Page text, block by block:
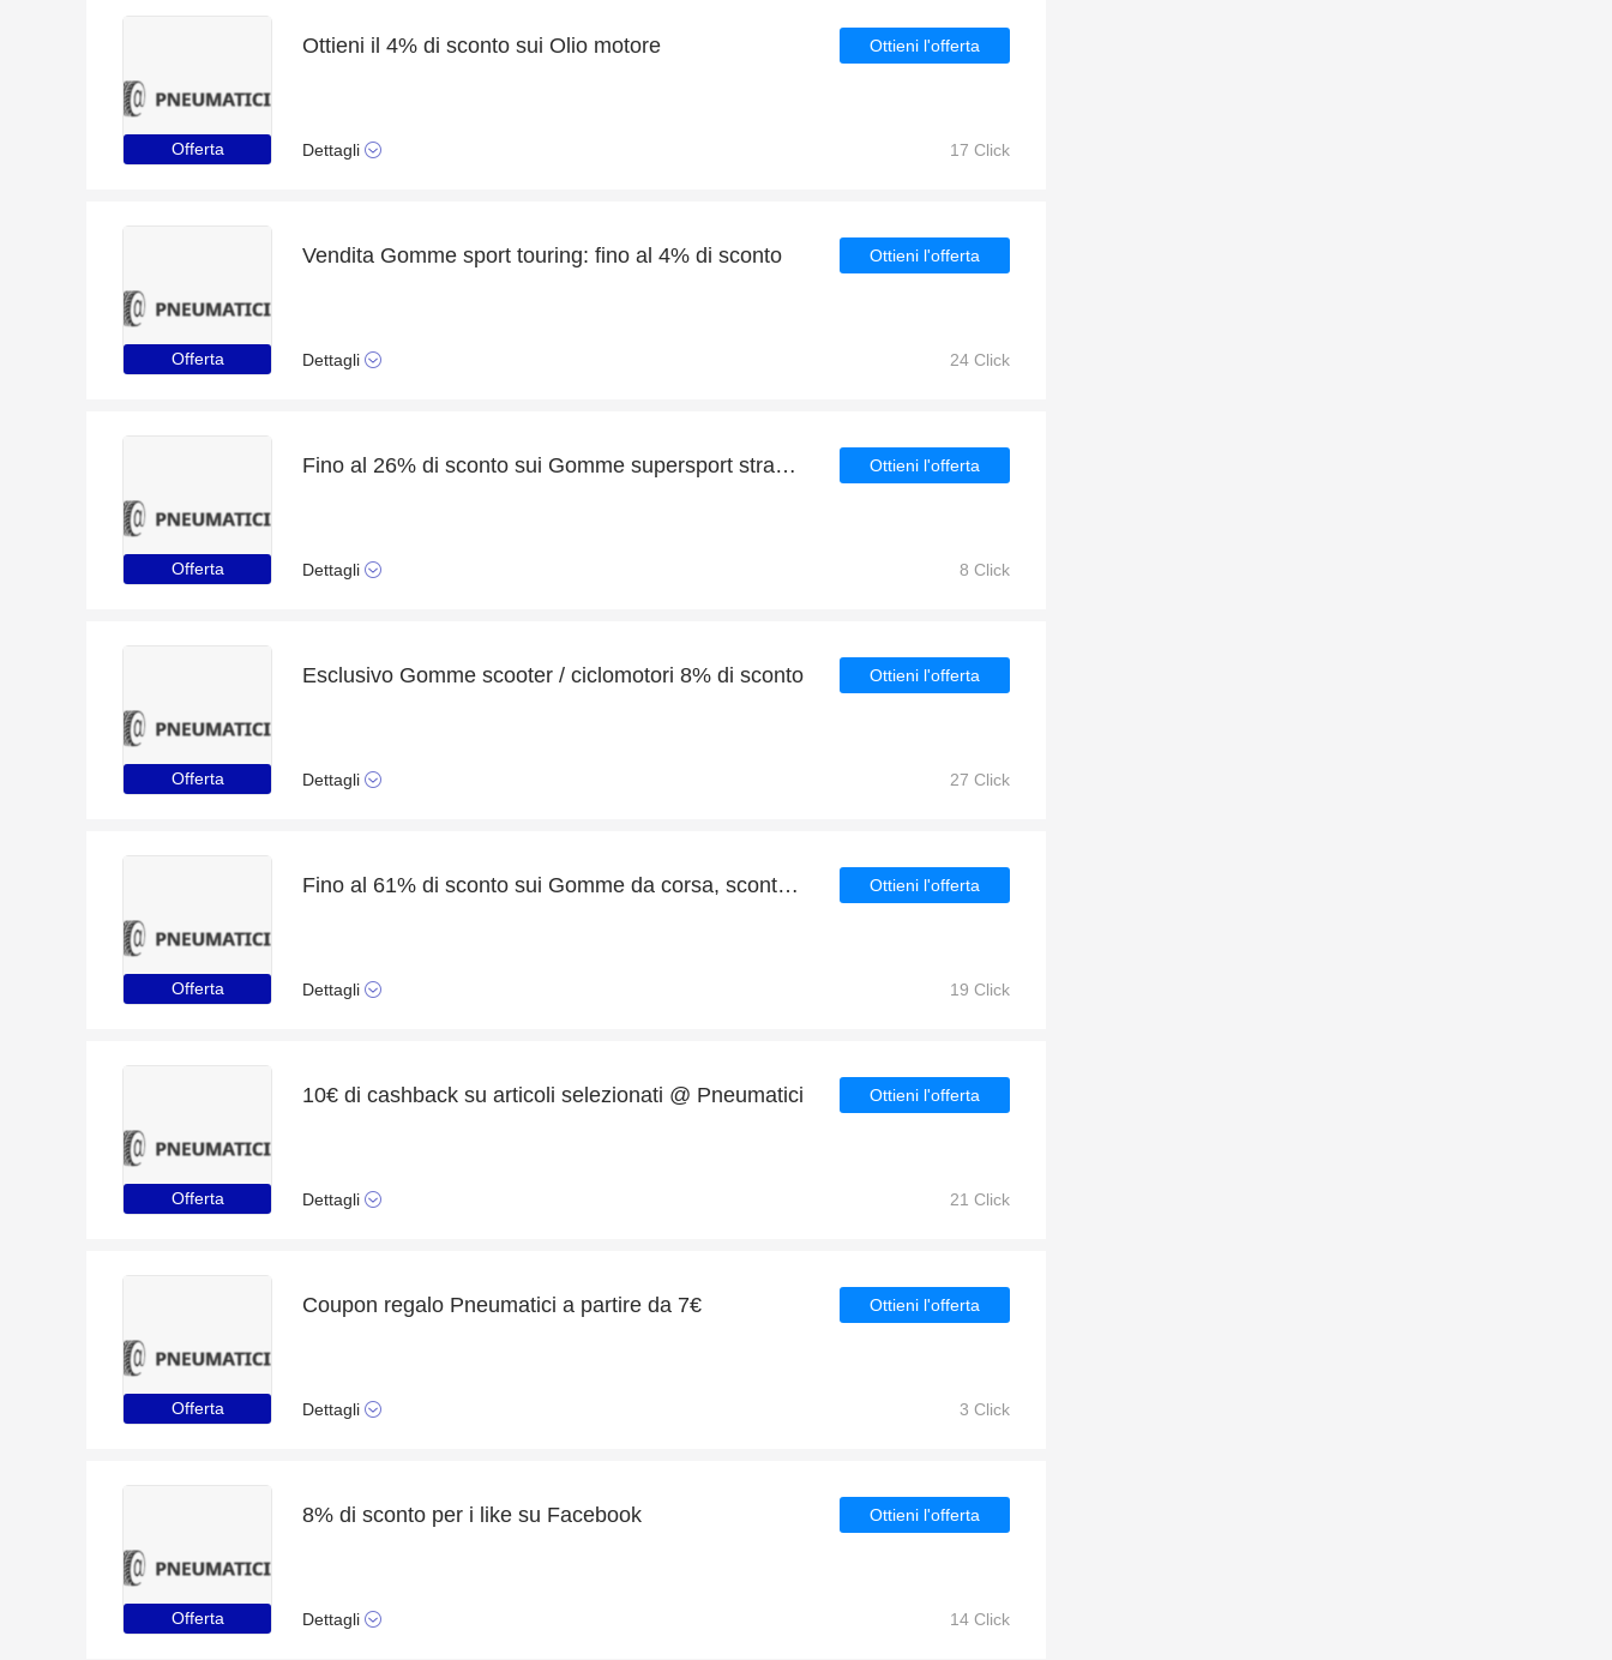
Offerta
Ottieni il 4% di sconto sui Olio motore
Dettagli
Ottieni l'offerta
17 Click
Offerta
Vendita Gomme sport touring: fino al 4% di sconto
Dettagli
Ottieni l'offerta
24 Click
Offerta
Fino al 26% di sconto sui Gomme supersport stradali per un tempo limitato
Dettagli
Ottieni l'offerta
8 Click
Offerta
Esclusivo Gomme scooter / ciclomotori 8% di sconto
Dettagli
Ottieni l'offerta
27 Click
Offerta
Fino al 61% di sconto sui Gomme da corsa, sconto enorme, compra ora!
Dettagli
Ottieni l'offerta
19 Click
Offerta
10€ di cashback su articoli selezionati @ Pneumatici
Dettagli
Ottieni l'offerta
21 Click
Offerta
Coupon regalo Pneumatici a partire da 7€
Dettagli
Ottieni l'offerta
3 Click
Offerta
8% di sconto per i like su Facebook
Dettagli
Ottieni l'offerta
14 Click